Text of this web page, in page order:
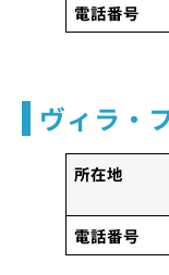
電話番号
ヴィラ・
所在地
電話番号